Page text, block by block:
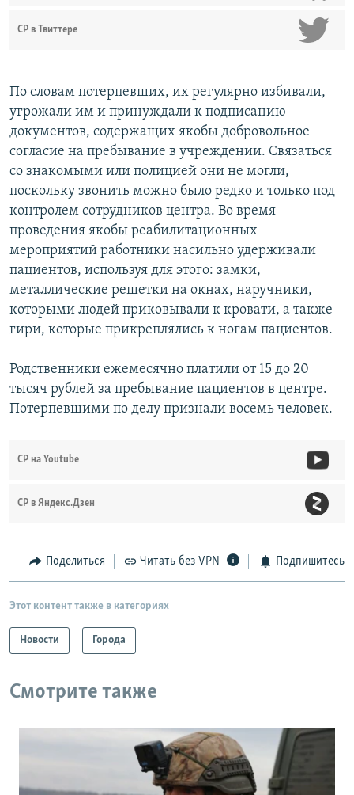
СР в Твиттере
По словам потерпевших, их регулярно избивали,
угрожали им и принуждали к подписанию
документов, содержащих якобы добровольное
согласие на пребывание в учреждении. Связаться
со знакомыми или полицией они не могли,
поскольку звонить можно было редко и только под
контролем сотрудников центра. Во время
проведения якобы реабилитационных
мероприятий работники насильно удерживали
пациентов, используя для этого: замки,
металлические решетки на окнах, наручники,
которыми людей приковывали к кровати, а также
гири, которые прикреплялись к ногам пациентов.
Родственники ежемесячно платили от 15 до 20
тысяч рублей за пребывание пациентов в центре.
Потерпевшими по делу признали восемь человек.
СР на Youtube
СР в Яндекс.Дзен
Поделиться Читать без VPN Подпишитесь
Этот контент также в категориях
Новости Города
Смотрите также